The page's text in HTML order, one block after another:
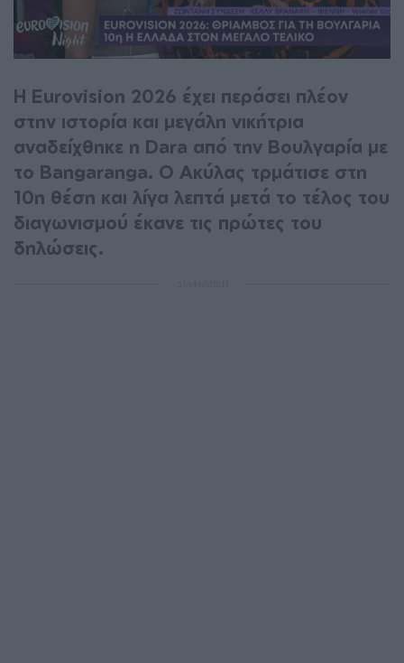
H Eurovision 2026 έχει περάσει πλέον
στην ιστορία και μεγάλη νικήτρια
αναδείχθηκε η Dara από την Βουλγαρία με
το Bangaranga. Ο Ακύλας τρμάτισε στη
10η θέση και λίγα λεπτά μετά το τέλος του
διαγωνισμού έκανε τις πρώτες του
δηλώσεις.